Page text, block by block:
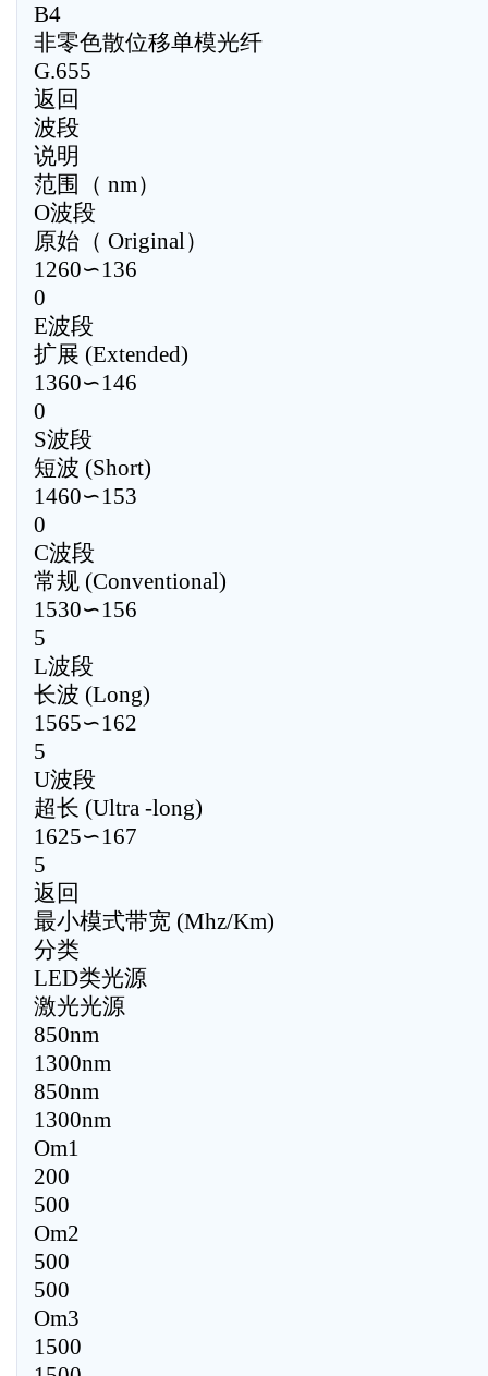
B4
非零色散位移单模光纤
G.655
返回
波段
说明
范围（ nm）
O波段
原始（ Original）
1260∽136
0
E波段
扩展 (Extended)
1360∽146
0
S波段
短波 (Short)
1460∽153
0
C波段
常规 (Conventional)
1530∽156
5
L波段
长波 (Long)
1565∽162
5
U波段
超长 (Ultra -long)
1625∽167
5
返回
最小模式带宽 (Mhz/Km)
分类
LED类光源
激光光源
850nm
1300nm
850nm
1300nm
Om1
200
500
Om2
500
500
Om3
1500